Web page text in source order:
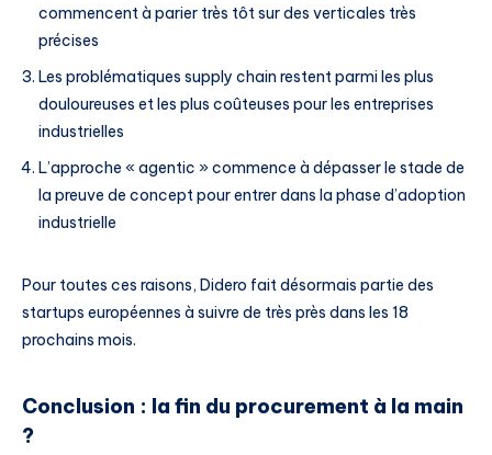
commencent à parier très tôt sur des verticales très
précises
Les problématiques supply chain restent parmi les plus
douloureuses et les plus coûteuses pour les entreprises
industrielles
L’approche « agentic » commence à dépasser le stade de
la preuve de concept pour entrer dans la phase d’adoption
industrielle
Pour toutes ces raisons, Didero fait désormais partie des
startups européennes à suivre de très près dans les 18
prochains mois.
Conclusion : la fin du procurement à la main
?